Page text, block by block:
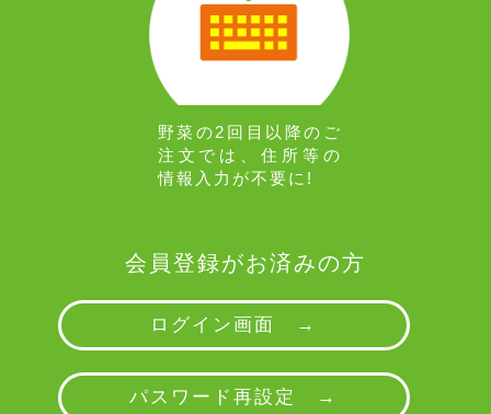
野菜の2回目以降のご
注文では、住所等の
情報入力が不要に!
会員登録がお済みの方
ログイン画面 →
パスワード再設定 →